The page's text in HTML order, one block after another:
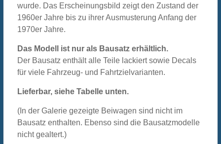
wurde. Das Erscheinungsbild zeigt den Zustand der
1960er Jahre bis zu ihrer Ausmusterung Anfang der
1970er Jahre.
Das Modell ist nur als Bausatz erhältlich.
Der Bausatz enthält alle Teile lackiert sowie Decals
für viele Fahrzeug- und Fahrtzielvarianten.
Lieferbar, siehe Tabelle unten.
(In der Galerie gezeigte Beiwagen sind nicht im
Bausatz enthalten. Ebenso sind die Bausatzmodelle
nicht gealtert.)